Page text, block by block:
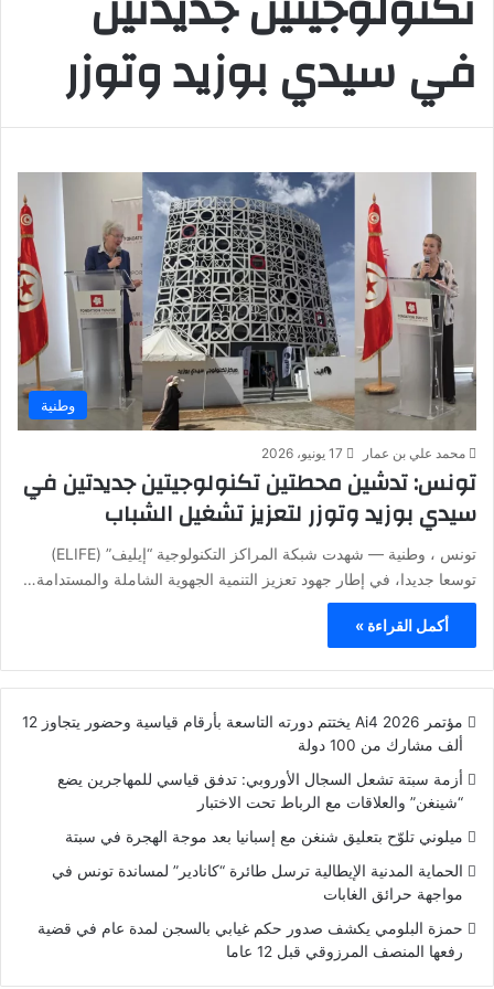
في سيدي بوزيد وتوزر
وطنية
محمد علي بن عمار 17 يونيو، 2026
تونس: تدشين محطتين تكنولوجيتين جديدتين في
سيدي بوزيد وتوزر لتعزيز تشغيل الشباب
تونس ، وطنية — شهدت شبكة المراكز التكنولوجية “إيليف” (ELIFE)
توسعا جديدا، في إطار جهود تعزيز التنمية الجهوية الشاملة والمستدامة…
أكمل القراءة »
مؤتمر Ai4 2026 يختتم دورته التاسعة بأرقام قياسية وحضور يتجاوز 12
ألف مشارك من 100 دولة
أزمة سبتة تشعل السجال الأوروبي: تدفق قياسي للمهاجرين يضع
“شينغن” والعلاقات مع الرباط تحت الاختبار
ميلوني تلوّح بتعليق شنغن مع إسبانيا بعد موجة الهجرة في سبتة
الحماية المدنية الإيطالية ترسل طائرة “كانادير” لمساندة تونس في
مواجهة حرائق الغابات
حمزة البلومي يكشف صدور حكم غيابي بالسجن لمدة عام في قضية
رفعها المنصف المرزوقي قبل 12 عاما